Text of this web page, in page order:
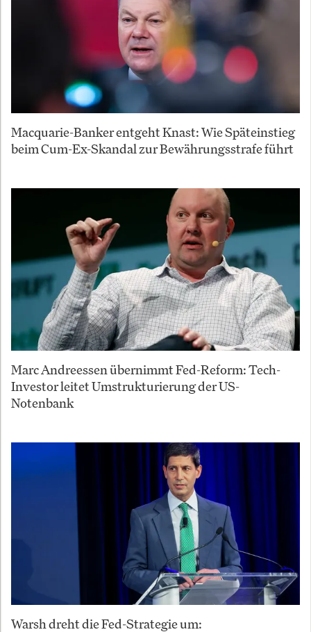
Macquarie-Banker entgeht Knast: Wie Späteinstieg
beim Cum-Ex-Skandal zur Bewährungsstrafe führt
Marc Andreessen übernimmt Fed-Reform: Tech-
Investor leitet Umstrukturierung der US-
Notenbank
Warsh dreht die Fed-Strategie um: